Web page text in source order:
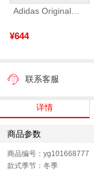
Adidas Original阿迪三叶草2026年SAMBA OG运动休闲鞋B75806
¥644
联系客服
详情
商品参数
商品编号：yg101668777
款式季节：冬季